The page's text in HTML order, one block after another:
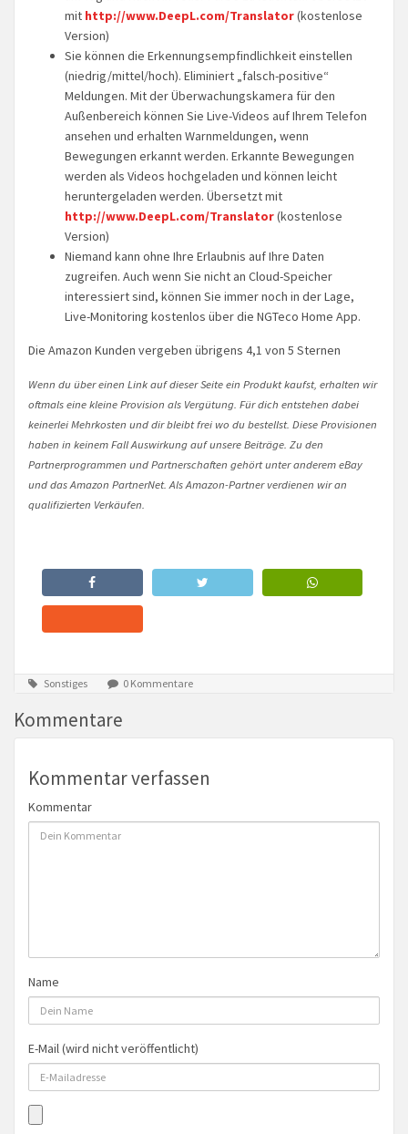
mit http://www.DeepL.com/Translator(kostenlose
Version)
Sie können die Erkennungsempfindlichkeit einstellen
(niedrig/mittel/hoch). Eliminiert „falsch-positive“
Meldungen. Mit der Überwachungskamera für den
Außenbereich können Sie Live-Videos auf Ihrem Telefon
ansehen und erhalten Warnmeldungen, wenn
Bewegungen erkannt werden. Erkannte Bewegungen
werden als Videos hochgeladen und können leicht
heruntergeladen werden. Übersetzt mit
http://www.DeepL.com/Translator(kostenlose
Version)
Niemand kann ohne Ihre Erlaubnis auf Ihre Daten
zugreifen. Auch wenn Sie nicht an Cloud-Speicher
interessiert sind, können Sie immer noch in der Lage,
Live-Monitoring kostenlos über die NGTeco Home App.
Die Amazon Kunden vergeben übrigens 4,1 von 5 Sternen
Wenn du über einen Link auf dieser Seite ein Produkt kaufst, erhalten wir
oftmals eine kleine Provision als Vergütung. Für dich entstehen dabei
keinerlei Mehrkosten und dir bleibt frei wo du bestellst. Diese Provisionen
haben in keinem Fall Auswirkung auf unsere Beiträge. Zu den
Partnerprogrammen und Partnerschaften gehört unter anderem eBay
und das Amazon PartnerNet. Als Amazon-Partner verdienen wir an
qualifizierten Verkäufen.
Sonstiges 0 Kommentare
Kommentare
Kommentar verfassen
Kommentar
Name
E-Mail (wird nicht veröffentlicht)